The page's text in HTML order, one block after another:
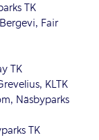
TK
Fair
TK
KLTK
Näsbyparks
TK